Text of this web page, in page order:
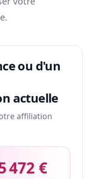
ou d'un
actuelle
affiliation
472 €